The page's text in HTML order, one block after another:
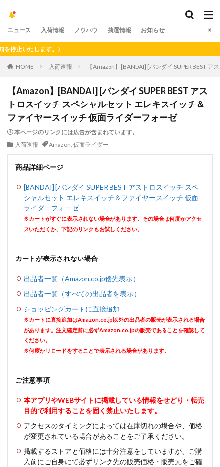
ニュース 入荷情報 ノウハウ 抽選情報 お知らせ
たします。）
HOME 入荷速報 【Amazon】[BANDAI] [バンダイ SUPER BEST
【Amazon】[BANDAI] [バンダイ SUPER BEST アス
トロスイッチ スペシャルセット エレキスイッチ＆
ファイヤースイッチ 仮面ライダーフォーゼ
本ページのリンクには広告が含まれています。
入荷速報
Amazon, 仮面ライダー
商品詳細ページ
[BANDAI] [バンダイ SUPER BEST アストロスイッチ スペ
シャルセット エレキスイッチ＆ファイヤースイッチ 仮面
ライダーフォーゼ
※カートがすぐに表示されない場合があります。その場合は何度かアクセ
スいただくか、下記のリンクもお試しください。
カートが表示されない場合
出品者一覧（Amazon.co.jp優先表示）
出品者一覧（すべての出品者を表示）
ショッピングカートに直接追加
※カートに直接追加はAmazon.co.jp以外の出品者の販売が表示される場合
があります。注文確定前に必ずAmazon.co.jpの販売であることを確認して
ください。
※何度かリロードをすることで表示される場合があります。
ご注意事項
本アプリやWEBサイトに掲載している情報をせどり・転売
目的で利用することを固く禁止いたします。
アクセスのタイミングによっては在庫切れの場合や、価格
が変更されている場合があることをご了承ください。
掲載するストアと価格には十分注意をしていますが、ご購
入前にご自身にて必ずリンク先の販売価格・販売元をご確